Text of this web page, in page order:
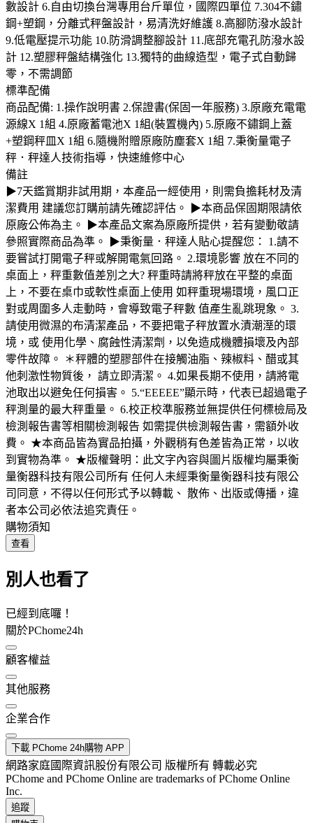
數設計 6.自由切換台灣專用台斤單位，國際四單位 7.304不鏽
鋼+塑鋼，分離式秤盤設計，易清洗好維護 8.高腳防潑水設計
9.低電壓提示功能 10.防滑調整腳設計 11.底部充電孔防潑水設
計 12.塑膠秤盤結構強化 13.獨特的曲線造型，電子式自動歸
零，不需調節
標準配備
商品配備: 1.操作說明書 2.保證書(保固一年服務) 3.原廠充電電
源線X 1組 4.原廠蓄電池X 1組(裝置機內) 5.原廠不鏽鋼上蓋
+塑鋼秤皿X 1組 6.隨機附贈原廠防塵套X 1組 7.秉衡量電子
秤．秤達人技術指導，快速維修中心
備註
▶7天鑑賞期非試用期，本產品一經使用，則需負擔耗材及清
潔費用 建議您訂購前請先確認評估。 ▶本商品保固期限請依
原廠公佈為主。 ▶本產品文案為原廠所提供，若有變動敬請
參照實際商品為準。 ▶秉衡量．秤達人貼心提醒您： 1.請不
要嘗試打開電子秤或解開電氣回路。 2.環境影響 放在不同的
桌面上，秤重數值差別之大? 秤重時請將秤放在平整的桌面
上，不要在桌巾或軟性桌面上使用 如秤重現場環境，風口正
對或周圍多人走動時，會導致電子秤數 值產生亂跳現象。 3.
請使用微濕的布清潔產品，不要把電子秤放置水漬潮溼的環
境，或 使用化學、腐蝕性清潔劑，以免造成機體損壞及內部
零件故障。 ＊秤體的塑膠部件在接觸油脂、辣椒料、醋或其
他刺激性物質後， 請立即清潔。 4.如果長期不使用，請將電
池取出以避免任何損害。 5.“EEEEE”顯示時，代表已超過電子
秤測量的最大秤重量。 6.校正校準服務並無提供任何標檢局及
檢測報告書等相關檢測報告 如需提供檢測報告書，需額外收
費。 ★本商品皆為實品拍攝，外觀稍有色差皆為正常，以收
到實物為準。 ★版權聲明：此文字內容與圖片版權均屬秉衡
量衡器科技有限公司所有 任何人未經秉衡量衡器科技有限公
司同意，不得以任何形式予以轉載、 散佈、出版或傳播，違
者本公司必依法追究責任。
購物須知
查看
別人也看了
已經到底囉！
關於PChome24h
顧客權益
其他服務
企業合作
下載 PChome 24h購物 APP
網路家庭國際資訊股份有限公司 版權所有 轉載必究
PChome and PChome Online are trademarks of PChome Online
Inc.
追蹤